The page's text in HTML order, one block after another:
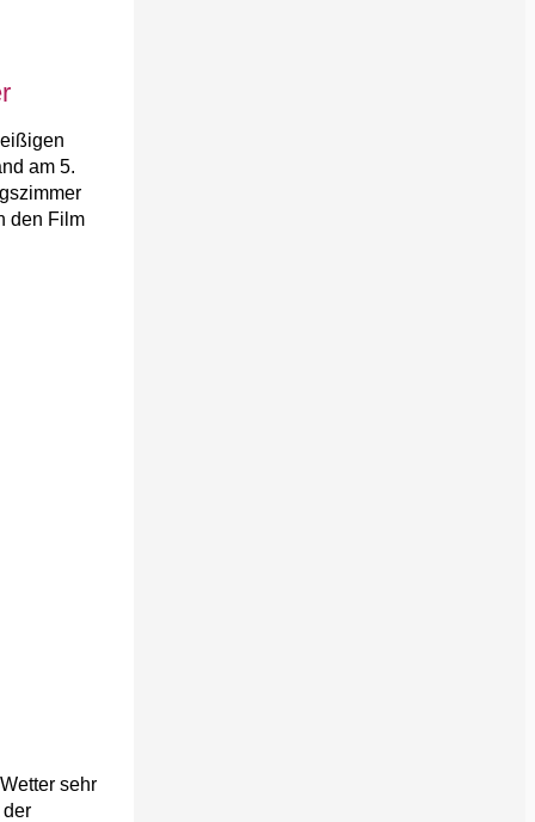
am 5.
den Film
sehr